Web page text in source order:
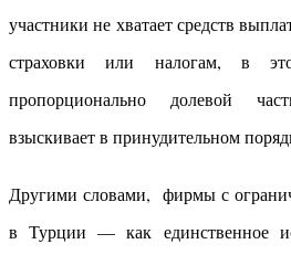
участники не хватает средств
страховки или налогам, в
пропорционально долевой
взыскивает в принудительном
Другими словами, фирмы с
в Турции — как единственное